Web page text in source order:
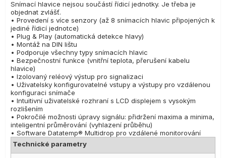
Snímací hlavice nejsou součástí řídicí jednotky. Je třeba je
objednat zvlášť.
• Provedení s více senzory (až 8 snímacích hlavic připojených k
jediné řídicí jednotce)
• Plug & Play (automatická detekce hlavy)
• Montáž na DIN lištu
• Podporuje všechny typy snímacích hlavic
• Bezpečnostní funkce (vnitřní teplota, přerušení kabelu
hlavice)
• Izolovaný reléový výstup pro signalizaci
• Uživatelsky konfigurovatelné vstupy a výstupy pro vzdálenou
konfiguraci snímače
• Intuitivní uživatelské rozhraní s LCD displejem s vysokým
rozlišením
• Pokročilé možnosti úpravy signálu: přidržení maxima a minima,
inteligentní průměrování (vyhlazení průběhu)
• Software Datatemp® Multidrop pro vzdálené monitorování
Technické parametry